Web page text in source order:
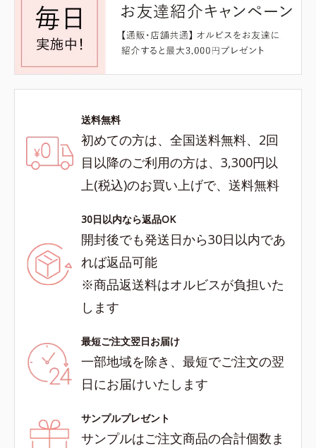
送料無料
初めての方は、全国送料無料、2回
目以降のご利用の方は、3,300円以
上(税込)のお買い上げで、送料無料
30日以内なら返品OK
開封後でも発送日から30日以内であ
れば返品可能
※商品返送料はオルビスが負担いた
します
最短ご注文翌日お届け
一部地域を除き、最短でご注文の翌
日にお届けいたします
サンプルプレゼント
サンプルはご注文商品の合計個数ま